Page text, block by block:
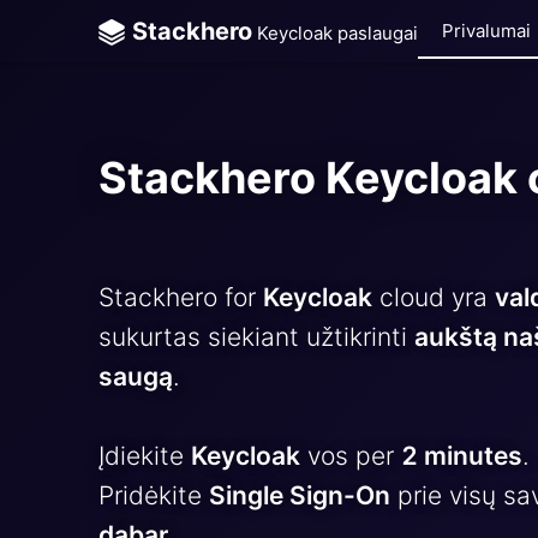
Stackhero Keycloak paslaugai Privalumai
Code-Hero
Docker
GitLab
Grafana
Stackhero Keycloak
Stackhero for Keycloak cloud yra
sukurtas siekiant užtikrinti aukštą
saugą.
Įdiekite Keycloak vos per 2 minutes.
Pridėkite Single Sign-On prie visų